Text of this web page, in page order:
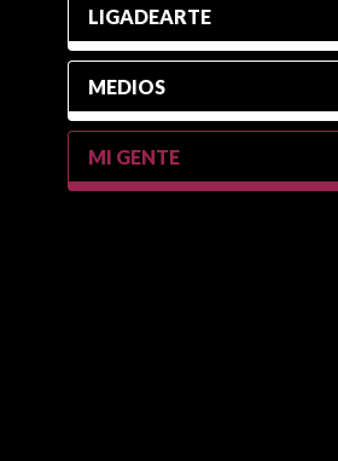
LIGADEARTE
MEDIOS
MI GENTE